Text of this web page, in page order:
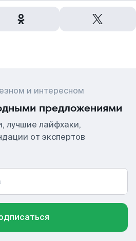
и интересном
предложениями
лучшие лайфхаки,
от экспертов